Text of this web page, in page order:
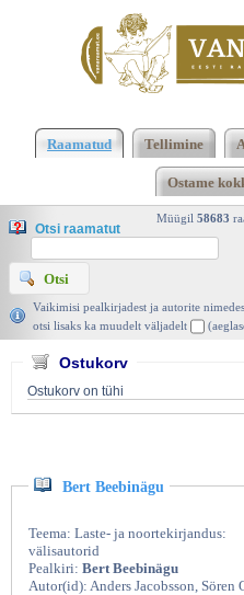
Beebinägu, Anders
Hotger 2002 |
Raamatud Tellimine
Ostame
Müügil 58683
Otsi raamatut
Vaikimisi pealkirjadest ja autorite
otsi lisaks ka muudelt väljadelt
Ostukorv
Ostukorv on tühi
Bert Beebinägu
Teema: Laste- ja noortekirjandus:
välisautorid
Pealkiri: Bert Beebinägu
Autor(id): Anders Jacobsson, Sören